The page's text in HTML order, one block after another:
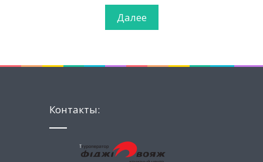
Далее
Контакты: